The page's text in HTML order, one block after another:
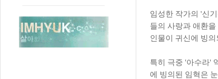
임성한 작가의 '신
들의 사랑과 애환
인물이 귀신에 빙
특히 극중 '아수라'
에 빙의된 임혁은